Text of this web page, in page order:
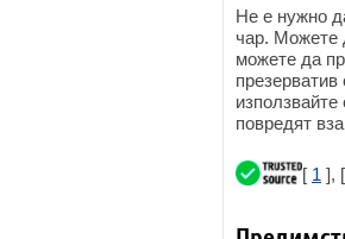
Не е нужно
чар. Можете
можете да
повредят
[ 1 ], [